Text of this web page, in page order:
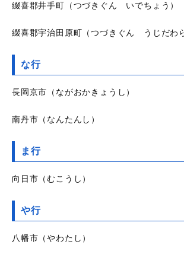
綴喜郡井手町（つづきぐん いでちょう）
綴喜郡宇治田原町（つづきぐん うじだわ
な行
長岡京市（ながおかきょうし）
南丹市（なんたんし）
ま行
向日市（むこうし）
や行
八幡市（やわたし）